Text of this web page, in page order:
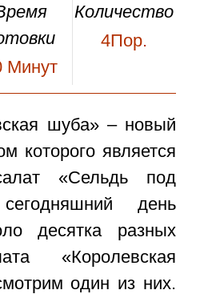
Минут
Количество
4Пор.
шуба»– новый
которого является
«Сельдь под
день
десятка разных
«Королевская
один из них.